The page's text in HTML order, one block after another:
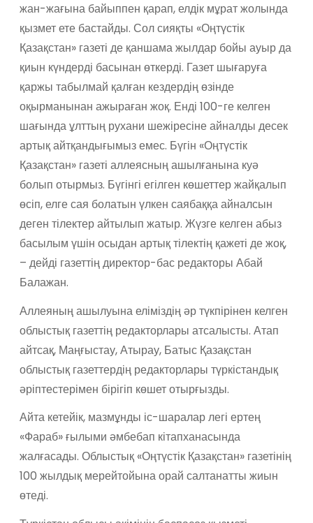
жан-жағына байыппен қарап, елдік мұрат жолында
қызмет ете бастайды. Сол сияқты «Оңтүстік
Қазақстан» газеті де қаншама жылдар бойы ауыр да
қиын күндерді басынан өткерді. Газет шығаруға
қаржы табылмай қалған кездердің өзінде
оқырманынан ажыраған жоқ. Енді 100-ге келген
шағында ұлттың рухани шежіресіне айналды десек
артық айтқандығымыз емес. Бүгін «Оңтүстік
Қазақстан» газеті аллеясның ашылғанына куә
болып отырмыз. Бүгінгі егілген көшеттер жайқалып
өсіп, елге сая болатын үлкен саябаққа айналсын
деген тілектер айтылып жатыр. Жүзге келген абыз
басылым үшін осыдан артық тілектің қажеті де жоқ,
– дейді газеттің директор-бас редакторы Абай
Балажан.
Аллеяның ашылуына еліміздің әр түкпірінен келген
облыстық газеттің редакторлары атсалысты. Атап
айтсақ, Маңғыстау, Атырау, Батыс Қазақстан
облыстық газеттердің редакторлары түркістандық
әріптестерімен бірігіп көшет отырғызды.
Айта кетейік, мазмұнды іс-шаралар легі ертең
«Фараб» ғылыми әмбебап кітапханасында
жалғасады. Облыстық «Оңтүстік Қазақстан» газетінің
100 жылдық мерейтойына орай салтанатты жиын
өтеді.